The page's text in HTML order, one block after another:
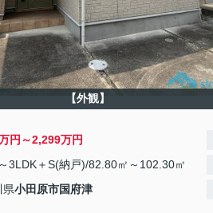
【外観】
円～2,299万円
3LDK＋S(納戸)/82.80㎡～102.30㎡
県小田原市国府津